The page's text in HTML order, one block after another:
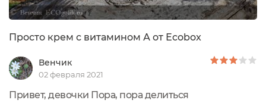
Просто крем с витамином А от Еcobox
Венчик
02 февраля 2021
Привет, девочки Пора, пора делиться